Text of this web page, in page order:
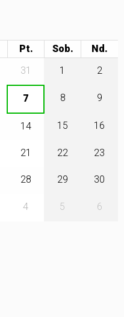
Pt.
Sob.
31 1 2
7 8 9
14 15 16
21 22 23
28 29 30
4 5 6